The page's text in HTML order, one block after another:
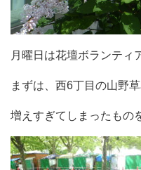
月曜日は花壇ボランティ
まずは、西6丁目の山野
増えすぎてしまったもの